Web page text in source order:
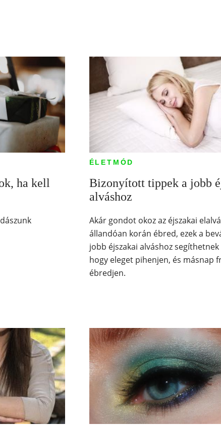
ha kell
ÉLETMÓD
Bizonyított tippek a jobb
alváshoz
Akár gondot okoz az éjszakai
állandóan korán ébred, ezek a
jobb éjszakai alváshoz
hogy eleget pihenjen, és másnap
ébredjen.